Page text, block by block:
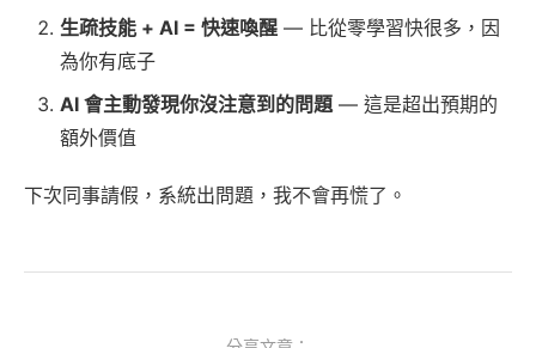
生疏技能 + AI = 快速喚醒 — 比從零學習快很多，因
為你有底子
AI 會主動發現你沒注意到的問題— 這是超出預期的
額外價值
下次同事請假，系統出問題，我不會再慌了。